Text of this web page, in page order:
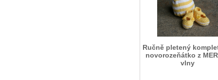
Ručně pletený
novorozeňátko z
vlny